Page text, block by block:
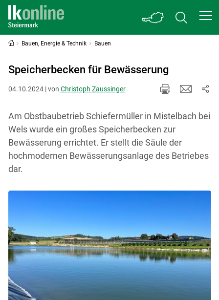
Bauen, Energie & Technik Bauen
Speicherbecken für Bewässerung
04.10.2024 | von Christoph Zaussinger
Am Obstbaubetrieb Schiefermüller in Mistelbach bei
Wels wurde ein großes Speicherbecken zur
Bewässerung errichtet. Er stellt die Säule der
hochmodernen Bewässerungsanlage des Betriebes
dar.